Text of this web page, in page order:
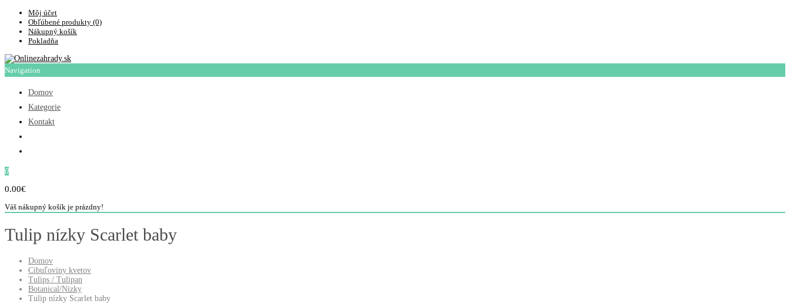
Môj účet
Obľúbené produkty (0)
Nákupný košík
Pokladňa
Navigation
Domov
Kategorie
Kontakt
0
0.00€
Váš nákupný košík je prázdny!
Tulip nízky Scarlet baby
Domov
Cibuľoviny kvetov
Tulips / Tulipan
Botanical/Nizky
Tulip nízky Scarlet baby